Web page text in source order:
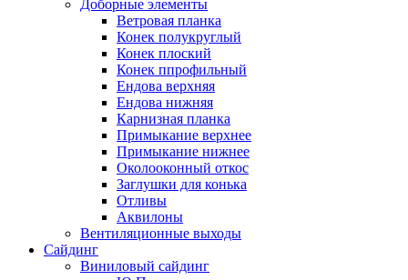
Доборные элементы
Ветровая планка
Конек полукруглый
Конек плоский
Конек ппрофильный
Ендова верхняя
Ендова нижняя
Карнизная планка
Примыкание верхнее
Примыкание нижнее
Околооконный откос
Заглушки для конька
Отливы
Аквилоны
Вентиляционные выходы
Сайдинг
Виниловый сайдинг